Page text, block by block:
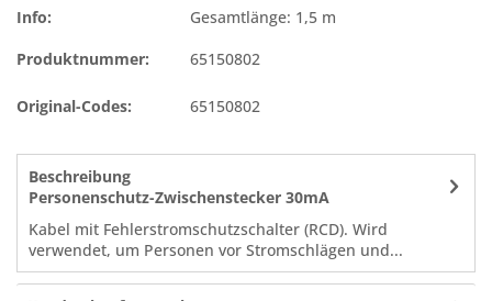
Info:
Gesamtlänge: 1,5 m
Produktnummer:
65150802
Original-Codes: 65150802
Beschreibung
Personenschutz-Zwischenstecker 30mA
Kabel mit Fehlerstromschutzschalter (RCD). Wird
verwendet, um Personen vor Stromschlägen und...